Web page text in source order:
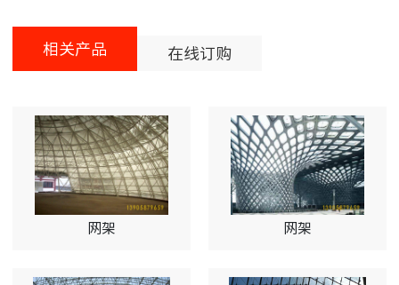
相关产品 在线订购
网架 网架